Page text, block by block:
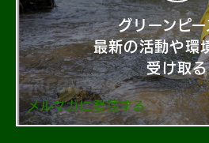
グリーンピ
最新の活動や環
受け取る
メルマガに登録する